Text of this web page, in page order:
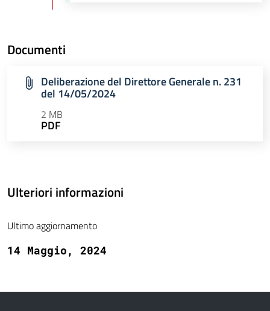
Documenti
Deliberazione del Direttore Generale n. 231
del 14/05/2024
2 MB
PDF
Ulteriori informazioni
Ultimo aggiornamento
14 Maggio, 2024